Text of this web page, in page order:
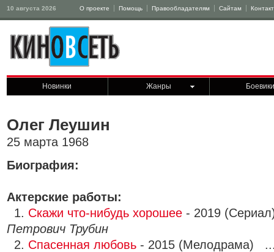
10 августа 2026 О проекте Помощь Правообладателям Сайтам
Новинки Жанры Боевики
Олег Леушин
25 марта 1968
Биография:
Актерские работы:
1. Скажи что-нибудь хорошее - 2019
Петрович Трубин
2. Спасенная любовь - 2015 (Мелодрама)